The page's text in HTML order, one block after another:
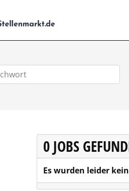
0 JOBS
Es wurden leider